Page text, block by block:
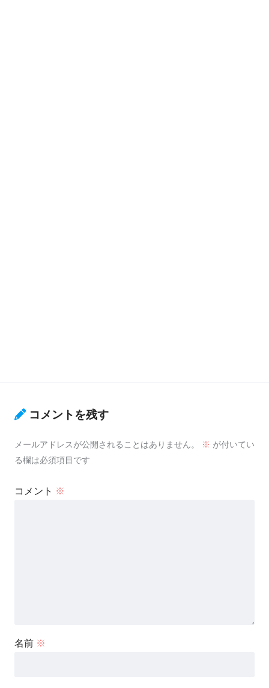
コメントを残す
メールアドレスが公開されることはありません。 ※ が付いてい
る欄は必須項目です
コメント ※
名前 ※